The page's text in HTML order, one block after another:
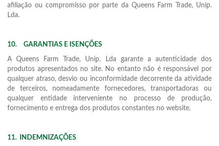
afiliação ou compromisso por parte da Queens Farm Trade, Unip.
Lda.
10. GARANTIAS E ISENÇÕES
A Queens Farm Trade, Unip. Lda garante a autenticidade dos
produtos apresentados no site. No entanto não é responsável por
qualquer atraso, desvio ou inconformidade decorrente da atividade
de terceiros, nomeadamente fornecedores, transportadoras ou
qualquer entidade interveniente no processo de produção,
fornecimento e entrega dos produtos constantes no website.
11. INDEMNIZAÇÕES